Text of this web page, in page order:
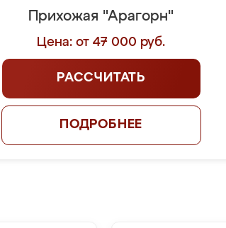
Прихожая "Арагорн"
Цена: от 47 000 руб.
РАССЧИТАТЬ
ПОДРОБНЕЕ